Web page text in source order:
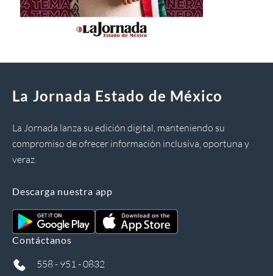
La Jornada Estado de México
La Jornada lanza su edición digital, manteniendo su
compromiso de ofrecer información inclusiva, oportuna y
veraz.
Descarga nuestra app
Contáctanos
558 - 951 - 0832